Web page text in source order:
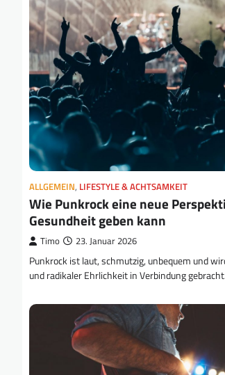
ALLGEMEIN, LIFESTYLE & ACHTSAMKEIT
Wie Punkrock eine neue
Gesundheit geben kann
Timo 23. Januar 2026
Punkrock ist laut, schmutzig, unbequem und
und radikaler Ehrlichkeit in Verbindung